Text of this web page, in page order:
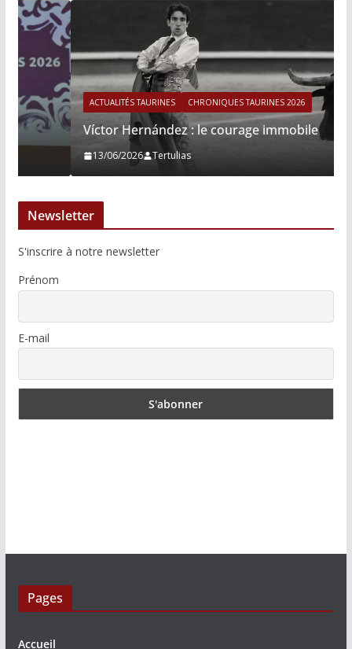
ACTUALITÉS TAURINES CHRONIQUES TAURINES 2026
Víctor Hernández : le courage immobile
13/06/2026 Tertulias
Newsletter
S'inscrire à notre newsletter
Prénom
E-mail
Pages
Accueil